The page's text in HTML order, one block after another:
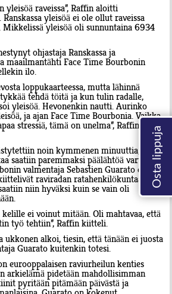
yleisöä raveissa”, Raffin aloitti
yleisöä ei ole ollut raveissa
yleisöä oli sunnuntaina 6934
ohjastaja Ranskassa ja
maailmantähti Face Time Bourbonin
ilo.
loppukaarteessa, mutta lähinnä
tehdä töitä ja kun tulin radalle,
yleisöä. Hevonenkin nautti. Aurinko
ja ajan Face Time Bourbonia. Vaikka
stressiä, tämä on unelma”, Raffin
noin kymmenen minuuttia, jotta
saatiin paremmaksi päälähtöä varten.
valmentaja Sebastien Guarato että
raviradan ratahenkilökuntaa siitä,
niin hyväksi kuin se vain oli
kelille ei voinut mitään. Oli mahtavaa, että
työ tehtiin”, Raffin kiitteli.
ukkonen alkoi, tiesin, että tänään ei juosta
Guarato kuitenkin totesi.
eurooppalaisen raviurheilun kenties
arkielämä pidetään mahdollisimman
pyritään pitämään päivästä ja